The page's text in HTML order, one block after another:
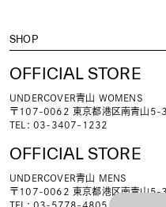
SHOP
OFFICIAL STORE
UNDERCOVER青山 WOMENS
〒107-0062 東京都港区南青山5-
TEL: 03-3407-1232
OFFICIAL STORE
UNDERCOVER青山 MENS
〒107-0062 東京都港区南青山5-
TEL: 03-5778-4805